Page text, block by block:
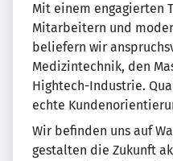
Mit einem engagierten
Mitarbeitern und
beliefern wir
Medizintechnik, den
Hightech-Industrie.
echte
Wir befinden uns auf
gestalten die Zukunft